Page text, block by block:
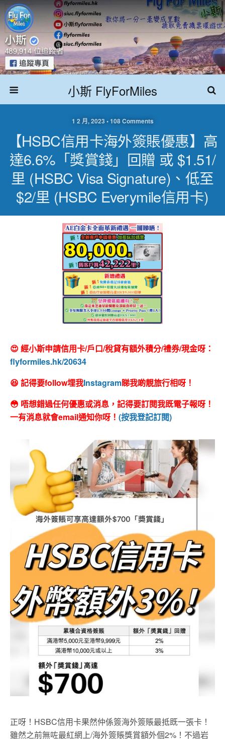
小斯 FlyForMiles
1 2 月, 2023 • 108 Comments
【HSBC信用卡海外簽賬優惠】高
達6.6%「獎賞錢」回贈 或 $1.51/
里 (HSBC Visa Signature)、低至
$2/里 (HSBC Everymile信用卡)
😍 經小斯申請信用卡/戶口/稅貸有額外積分/禮券/現金呀：
flyformiles.hk/20634
😆 記得要follow埋我Instagram睇我啲靚旅行相呀！
😳 唔想錯過任何優惠或消息，記得要訂閱我既電子報呀！
一有消息就會email通知你呀！ (按我登記訂閱)
正呀！HSBC信用卡果然仲係簽海外簽賬最抵既一張卡！
雖然之前無咗最紅網上/海外簽賬獎賞額外個2%！不過岩